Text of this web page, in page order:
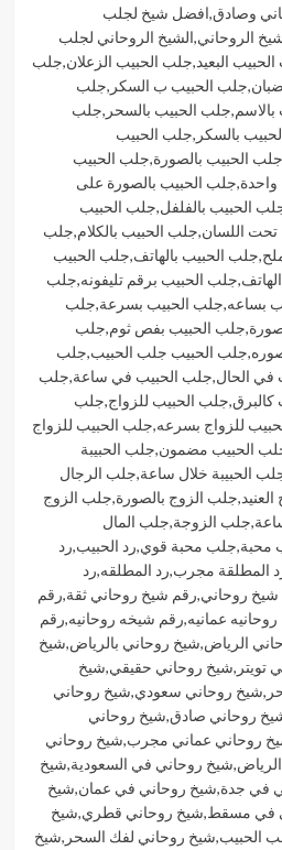
وصادق,افضل شيخ لجلب
الروحاني,الشيخ الروحاني لجلب
البعيد,جلب الحبيب الزعلان,جلب
,جلب الحبيب ب السكر ,جلب
,جلب الحبيب بالسحر ,جلب
بالسكر ,جلب الحبيب
جلب الحبيب بالصورة,جلب الحبيب
,جلب الحبيب بالصورة على
الحبيب بالفلفل,جلب الحبيب
تحت اللسان,جلب الحبيب بالكلام,جلب
,جلب الحبيب بالهاتف,جلب الحبيب
,جلب الحبيب برقم تليفونه,جلب
بساعه,جلب الحبيب بسرعة,جلب
,جلب الحبيب بفص ثوم,جلب
,جلب الحبيب جلب الحبيب,جلب
في الحال,جلب الحبيب في ساعة,جلب
,جلب الحبيب للزواج,جلب
للزواج بسرعه,جلب الحبيب للزواج
الحبيب مضمون,جلب الحبيبة
الحبيبة خلال ساعة,جلب الرجال
,جلب الزوج بالصورة,جلب الزوج
,جلب الزوجة,جلب المال
محبة,جلب محبة قوي,رد الحبيب,رد
المطلقة مجرب,رد المطلقه,رد
شيخ روحاني,رقم شيخ روحاني ثقة,رقم
عمانيه,رقم شيخه روحانيه,رقم
الرياض,شيخ روحاني بالرياض,شيخ
تويتر ,شيخ روحاني حقيقي,شيخ
,شيخ روحاني سعودي,شيخ روحاني
روحاني صادق,شيخ روحاني
روحاني عماني مجرب,شيخ روحاني
,شيخ روحاني في السعودية,شيخ
في جدة,شيخ روحاني في عمان,شيخ
في مسقط,شيخ روحاني قطري,شيخ
الحبيب,شيخ روحاني لفك السحر ,شيخ